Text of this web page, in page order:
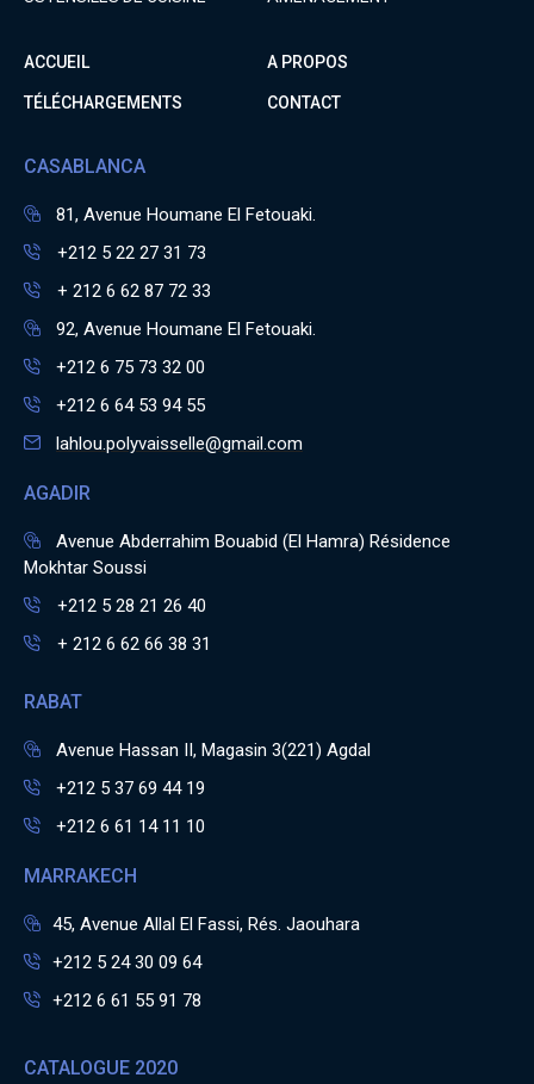
ACCUEIL A PROPOS
TÉLÉCHARGEMENTS CONTACT
CASABLANCA
81, Avenue Houmane El Fetouaki.
+212 5 22 27 31 73
+ 212 6 62 87 72 33
92, Avenue Houmane El Fetouaki.
+212 6 75 73 32 00
+212 6 64 53 94 55
lahlou.polyvaisselle@gmail.com
AGADIR
Avenue Abderrahim Bouabid (El Hamra) Résidence
Mokhtar Soussi
+212 5 28 21 26 40
+ 212 6 62 66 38 31
RABAT
Avenue Hassan II, Magasin 3(221) Agdal
+212 5 37 69 44 19
+212 6 61 14 11 10
MARRAKECH
45, Avenue Allal El Fassi, Rés. Jaouhara
+212 5 24 30 09 64
+212 6 61 55 91 78
CATALOGUE 2020